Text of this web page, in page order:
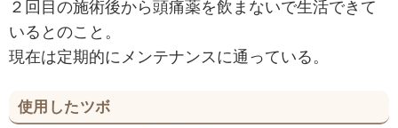
２回目の施術後から頭痛薬を飲まないで生活できて
いるとのこと。
現在は定期的にメンテナンスに通っている。
使用したツボ